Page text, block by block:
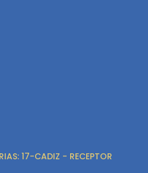
17-CADIZ - RECEPTOR